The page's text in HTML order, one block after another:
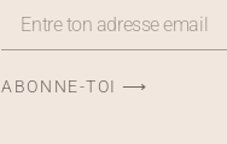
ABONNE-TOI ⟶